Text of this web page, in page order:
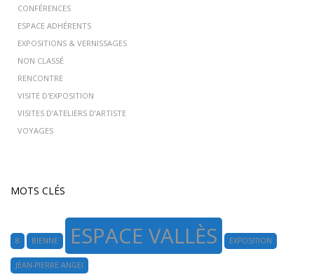
CONFÉRENCES
ESPACE ADHÉRENTS
EXPOSITIONS & VERNISSAGES
NON CLASSÉ
RENCONTRE
VISITE D'EXPOSITION
VISITES D’ATELIERS D’ARTISTE
VOYAGES
MOTS CLÉS
8 BIENNE ESPACE VALLÈS EXPOSITION
JEAN-PIERRE ANGEI